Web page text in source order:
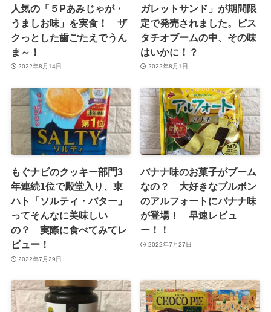
人気の「５Pあみじゃが・
うましお味」を実食！ ザ
クっとした歯ごたえでうん
ま～！
2022年8月14日
ガレットサンド」が期間限
定で発売されました。ピス
タチオブームの中、その味
はいかに！？
2022年8月1日
もぐナビのクッキー部門3
年連続1位で殿堂入り、東
ハト「ソルティ・バター」
ってそんなに美味しい
の？ 実際に食べてみてレ
ビュー！
2022年7月29日
バナナ味のお菓子がブーム
なの？ 大好きなブルボン
のアルフォートにバナナ味
が登場！ 早速レビュ
ー！！
2022年7月27日